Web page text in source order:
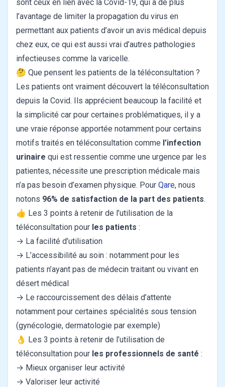
sont ceux en lien avec la Covid-19, qui a de plus
l’avantage de limiter la propagation du virus en
permettant aux patients d’avoir un avis médical depuis
chez eux, ce qui est aussi vrai d’autres pathologies
infectieuses comme la varicelle.
🤔 Que pensent les patients de la téléconsultation ?
Les patients ont vraiment découvert la téléconsultation
depuis la Covid. Ils apprécient beaucoup la facilité et
la simplicité car pour certaines problématiques, il y a
une vraie réponse apportée notamment pour certains
motifs traités en téléconsultation comme l’infection
urinaire qui est ressentie comme une urgence par les
patientes, nécessite une prescription médicale mais
n’a pas besoin d’examen physique. Pour Qare, nous
notons 96% de satisfaction de la part des patients.
👍 Les 3 points à retenir de l’utilisation de la
téléconsultation pour les patients :
→ La facilité d’utilisation
→ L’accessibilité au soin : notamment pour les
patients n’ayant pas de médecin traitant ou vivant en
désert médical
→ Le raccourcissement des délais d’attente
notamment pour certaines spécialités sous tension
(gynécologie, dermatologie par exemple)
👌 Les 3 points à retenir de l’utilisation de
téléconsultation pour les professionnels de santé :
→ Mieux organiser leur activité
→ Valoriser leur activité